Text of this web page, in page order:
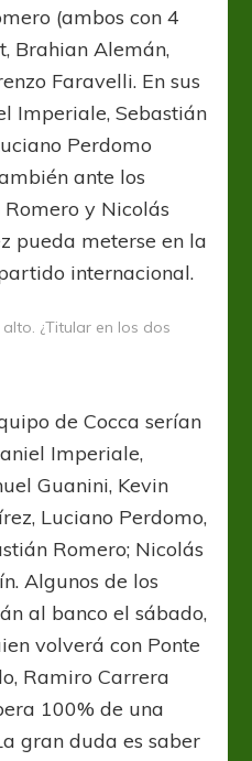
(ambos con 4
Brahian Alemán,
Faravelli. En sus
Imperiale, Sebastián
Perdomo
ante los
y Nicolás
pueda meterse en la
internacional.
¿Titular en los dos
de Cocca serían
Imperiale,
Guanini, Kevin
Luciano Perdomo,
Romero; Nicolás
Algunos de los
al banco el sábado,
volverá con Ponte
Ramiro Carrera
100% de una
gran duda es saber